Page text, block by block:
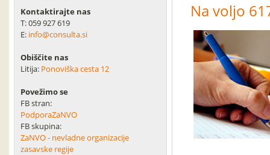
Kontaktirajte nas
T: 059 927 619
E: info@consulta.si
Obiščite nas
Litija: Ponoviška cesta 12
Povežimo se
FB stran:
PodporaZaNVO
FB skupina:
ZaNVO - nevladne organizacije
zasavske regije
Na voljo